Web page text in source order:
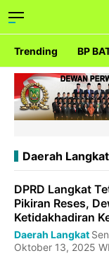
Trending BP
Daerah Langkat
DPRD Langkat
Pikiran Reses,
Ketidakhadiran
Daerah Langkat
Oktober 13, 2025